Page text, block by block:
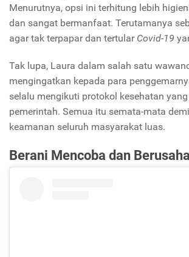
Menurutnya, opsi ini terhitung lebih
dan sangat bermanfaat. Terutamanya
agar tak terpapar dan tertular Covid-19
Tak lupa, Laura dalam salah satu
mengingatkan kepada para
selalu mengikuti protokol kesehatan
pemerintah. Semua itu semata-mata
keamanan seluruh masyarakat luas.
Berani Mencoba dan Berusaha